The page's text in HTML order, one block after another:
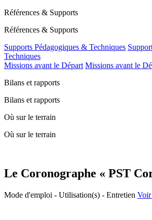
Références & Supports
Références & Supports
Supports Pédagogiques & Techniques
Techniques
Missions avant le Départ Missions avant le
Bilans et rapports
Bilans et rapports
Où sur le terrain
Où sur le terrain
Le Coronographe « PST
Mode d'emploi - Utilisation(s) - Entretien Voir